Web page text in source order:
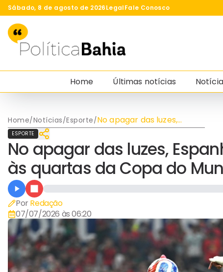
Sábado, 8 de agosto de 2026LegalFale Conosco
Home Últimas notícias
Home/Notícias/Esporte/No apagar das luzes,
Espanha vence Portugal e
do Mundo
ESPORTE
No apagar das luzes,
às quartas da Copa do
Por Redação
07/07/2026 às 06:20